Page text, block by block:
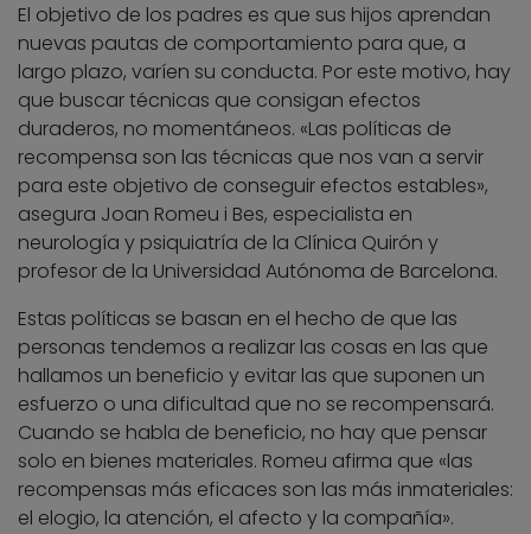
El objetivo de los padres es que sus hijos aprendan
nuevas pautas de comportamiento para que, a
largo plazo, varíen su conducta. Por este motivo, hay
que buscar técnicas que consigan efectos
duraderos, no momentáneos. «Las políticas de
recompensa son las técnicas que nos van a servir
para este objetivo de conseguir efectos estables»,
asegura Joan Romeu i Bes, especialista en
neurología y psiquiatría de la Clínica Quirón y
profesor de la Universidad Autónoma de Barcelona.
Estas políticas se basan en el hecho de que las
personas tendemos a realizar las cosas en las que
hallamos un beneficio y evitar las que suponen un
esfuerzo o una dificultad que no se recompensará.
Cuando se habla de beneficio, no hay que pensar
solo en bienes materiales. Romeu afirma que «las
recompensas más eficaces son las más inmateriales:
el elogio, la atención, el afecto y la compañía».